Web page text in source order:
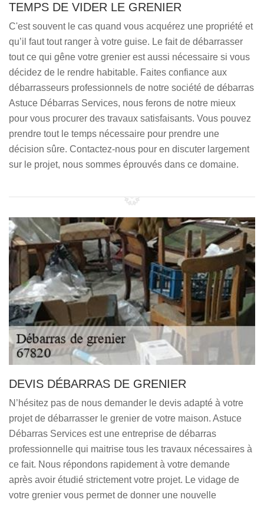
TEMPS DE VIDER LE GRENIER
C'est souvent le cas quand vous acquérez une propriété et
qu’il faut tout ranger à votre guise. Le fait de débarrasser
tout ce qui gêne votre grenier est aussi nécessaire si vous
décidez de le rendre habitable. Faites confiance aux
débarrasseurs professionnels de notre société de débarras
Astuce Débarras Services, nous ferons de notre mieux
pour vous procurer des travaux satisfaisants. Vous pouvez
prendre tout le temps nécessaire pour prendre une
décision sûre. Contactez-nous pour en discuter largement
sur le projet, nous sommes éprouvés dans ce domaine.
DEVIS DÉBARRAS DE GRENIER
N’hésitez pas de nous demander le devis adapté à votre
projet de débarrasser le grenier de votre maison. Astuce
Débarras Services est une entreprise de débarras
professionnelle qui maitrise tous les travaux nécessaires à
ce fait. Nous répondons rapidement à votre demande
après avoir étudié strictement votre projet. Le vidage de
votre grenier vous permet de donner une nouvelle